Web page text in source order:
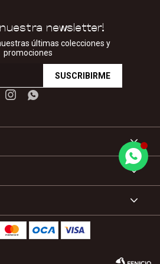
newsletter!
últimas colecciones y
promociones
SUSCRIBIRME
 